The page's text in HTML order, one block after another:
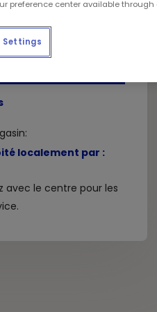
7R9
localement par :
avec le centre pour les
preference center available through
Settings